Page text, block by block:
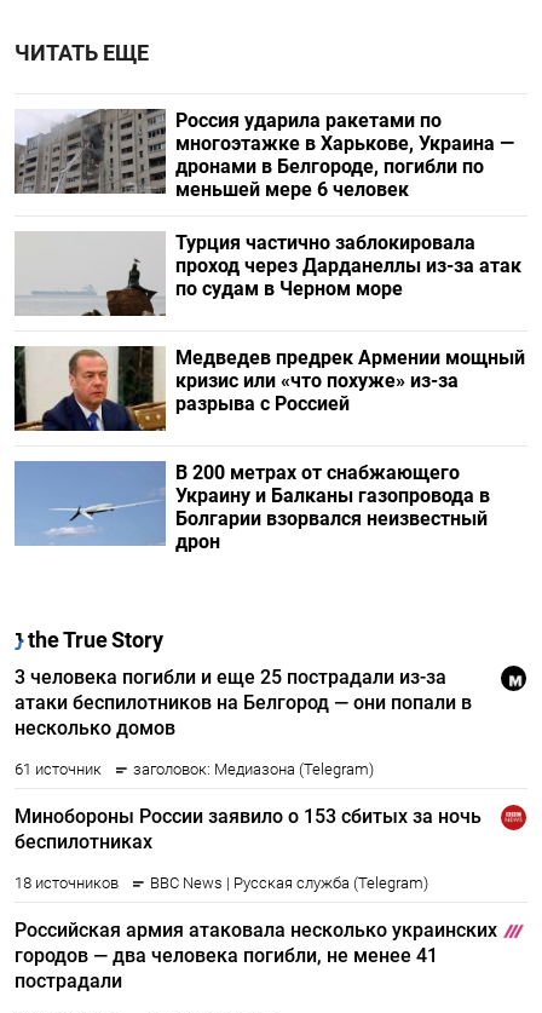
ЧИТАТЬ ЕЩЕ
Россия ударила ракетами по
многоэтажке в Харькове, Украина —
дронами в Белгороде, погибли по
меньшей мере 6 человек
Турция частично заблокировала
проход через Дарданеллы из-за атак
по судам в Черном море
Медведев предрек Армении мощный
кризис или «что похуже» из-за
разрыва с Россией
В 200 метрах от снабжающего
Украину и Балканы газопровода в
Болгарии взорвался неизвестный
дрон